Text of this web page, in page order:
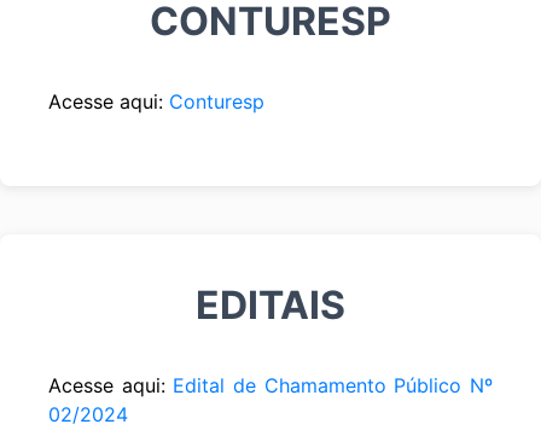
CONTURESP
Acesse aqui: Conturesp
EDITAIS
Acesse aqui: Edital de Chamamento Público Nº
02/2024